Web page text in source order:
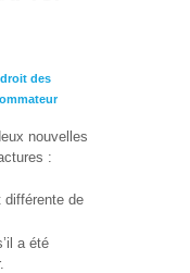
droit des
nouvelles
:
différente de
a été